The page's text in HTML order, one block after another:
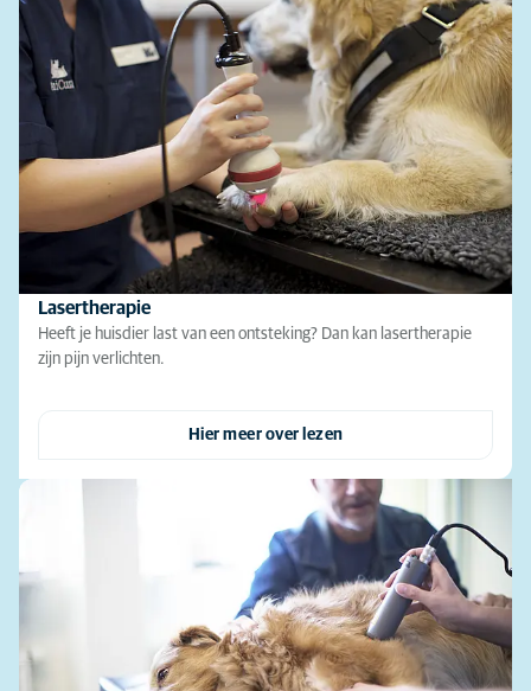
Lasertherapie
Heeft je huisdier last van een ontsteking? Dan kan lasertherapie
zijn pijn verlichten.
Hier meer over lezen